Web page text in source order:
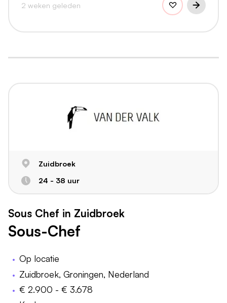
2 weken geleden
Zuidbroek
24 - 38 uur
Sous Chef in Zuidbroek
Sous-Chef
Op locatie
Zuidbroek, Groningen, Nederland
€ 2.900 - € 3.678